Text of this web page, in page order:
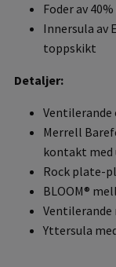
Foder av
Innersula av
toppskikt
Detaljer:
Ventilerande
Merrell
kontakt med
Rock plate-
BLOOM®
Ventilerande
Yttersula